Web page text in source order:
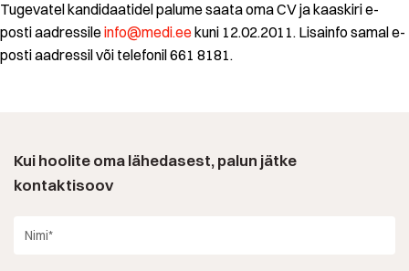
Tugevatel kandidaatidel palume saata oma CV ja kaaskiri e-
posti aadressileinfo@medi.eekuni 12.02.2011. Lisainfo samal e-
posti aadressil või telefonil 661 8181.
Kui hoolite oma lähedasest, palun jätke
kontaktisoov